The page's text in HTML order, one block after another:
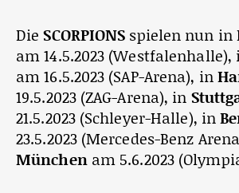
DieSCORPIONS spielen nun in
am 14.5.2023
am 16.5.2023 (SAP-Arena), in
19.5.2023 (ZAG-Arena), in
21.5.2023 (Schleyer-Halle), in
23.5.2023 (Mercedes-Benz
Münchenam 5.6.2023